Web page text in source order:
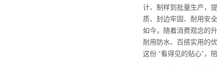
计、制样到批量生产，
质、封边牢固、耐用安
如今，随着消费观念的
耐用防水、百搭实用的
这份 “看得见的贴心”，